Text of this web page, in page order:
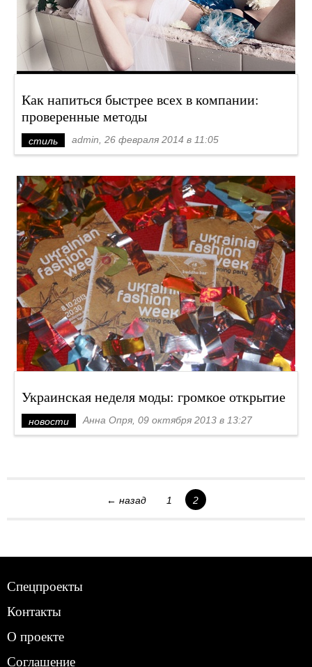
Как напиться быстрее всех в компании:
проверенные методы
стиль admin, 26 февраля 2014 в 11:05
Украинская неделя моды: громкое открытие
новости Анна Опря, 09 октября 2013 в 13:27
← назад 1 2
Спецпроекты
Контакты
О проекте
Соглашение